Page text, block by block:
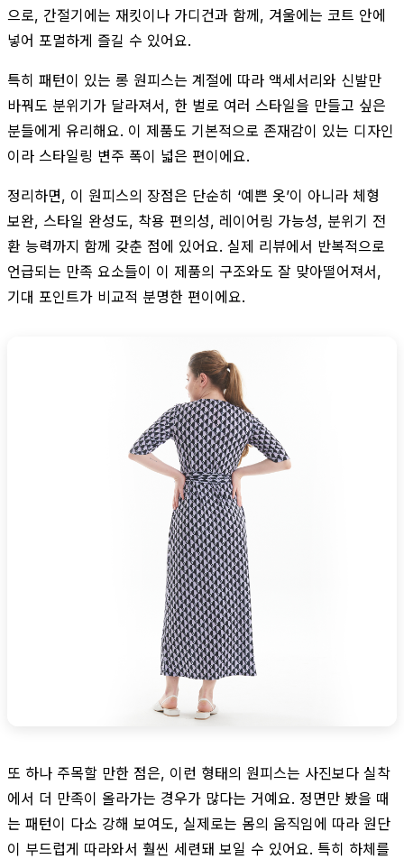
으로, 간절기에는 재킷이나 가디건과 함께, 겨울에는 코트 안에
넣어 포멀하게 즐길 수 있어요.
특히 패턴이 있는 롱 원피스는 계절에 따라 액세서리와 신발만
바꿔도 분위기가 달라져서, 한 벌로 여러 스타일을 만들고 싶은
분들에게 유리해요. 이 제품도 기본적으로 존재감이 있는 디자인
이라 스타일링 변주 폭이 넓은 편이에요.
정리하면, 이 원피스의 장점은 단순히 ‘예쁜 옷’이 아니라 체형
보완, 스타일 완성도, 착용 편의성, 레이어링 가능성, 분위기 전
환 능력까지 함께 갖춘 점에 있어요. 실제 리뷰에서 반복적으로
언급되는 만족 요소들이 이 제품의 구조와도 잘 맞아떨어져서,
기대 포인트가 비교적 분명한 편이에요.
또 하나 주목할 만한 점은, 이런 형태의 원피스는 사진보다 실착
에서 더 만족이 올라가는 경우가 많다는 거예요. 정면만 봤을 때
는 패턴이 다소 강해 보여도, 실제로는 몸의 움직임에 따라 원단
이 부드럽게 따라와서 훨씬 세련돼 보일 수 있어요. 특히 하체를